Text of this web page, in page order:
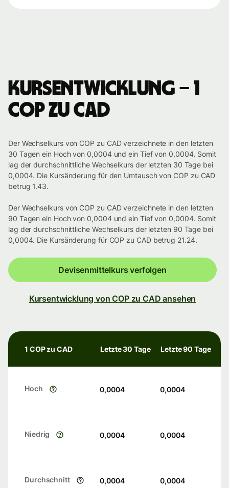
Kursentwicklung – 1
COP zu CAD
Der Wechselkurs von COP zu CAD verzeichnete in den letzten
30 Tagen ein Hoch von 0,0004 und ein Tief von 0,0004. Somit
lag der durchschnittliche Wechselkurs der letzten 30 Tage bei
0,0004. Die Kursänderung für den Umtausch von COP zu CAD
betrug 1.43.
Der Wechselkurs von COP zu CAD verzeichnete in den letzten
90 Tagen ein Hoch von 0,0004 und ein Tief von 0,0004. Somit
lag der durchschnittliche Wechselkurs der letzten 90 Tage bei
0,0004. Die Kursänderung für COP zu CAD betrug 21.24.
Devisenmittelkurs verfolgen
Kursentwicklung von COP zu CAD ansehen
1 COP zu CAD Letzte 30 Tage Letzte 90 Tage
Hoch 0,0004 0,0004
Niedrig 0,0004 0,0004
Durchschnitt 0,0004 0,0004